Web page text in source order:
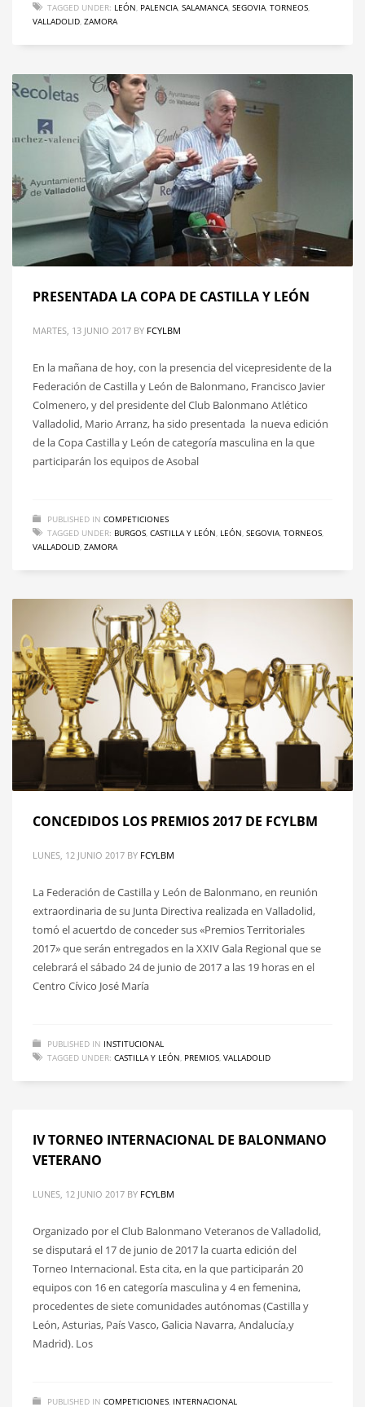
TAGGED UNDER: LEÓN PALENCIA SALAMANCA SEGOVIA TORNEOS
VALLADOLID ZAMORA
PRESENTADA LA COPA DE CASTILLA Y LEÓN
MARTES, 13 JUNIO 2017 BY FCYLBM
En la mañana de hoy, con la presencia del vicepresidente de la
Federación de Castilla y León de Balonmano, Francisco Javier
Colmenero, y del presidente del Club Balonmano Atlético
Valladolid, Mario Arranz, ha sido presentada la nueva edición
de la Copa Castilla y León de categoría masculina en la que
participarán los equipos de Asobal
PUBLISHED IN COMPETICIONES
TAGGED UNDER: BURGOS CASTILLA Y LEÓN LEÓN SEGOVIA TORNEOS
VALLADOLID ZAMORA
CONCEDIDOS LOS PREMIOS 2017 DE FCYLBM
LUNES, 12 JUNIO 2017 BY FCYLBM
La Federación de Castilla y León de Balonmano, en reunión
extraordinaria de su Junta Directiva realizada en Valladolid,
tomó el acuertdo de conceder sus «Premios Territoriales
2017» que serán entregados en la XXIV Gala Regional que se
celebrará el sábado 24 de junio de 2017 a las 19 horas en el
Centro Cívico José María
PUBLISHED IN INSTITUCIONAL
TAGGED UNDER: CASTILLA Y LEÓN PREMIOS VALLADOLID
IV TORNEO INTERNACIONAL DE BALONMANO
VETERANO
LUNES, 12 JUNIO 2017 BY FCYLBM
Organizado por el Club Balonmano Veteranos de Valladolid,
se disputará el 17 de junio de 2017 la cuarta edición del
Torneo Internacional. Esta cita, en la que participarán 20
equipos con 16 en categoría masculina y 4 en femenina,
procedentes de siete comunidades autónomas (Castilla y
León, Asturias, País Vasco, Galicia Navarra, Andalucía,y
Madrid). Los
PUBLISHED IN COMPETICIONES INTERNACIONAL